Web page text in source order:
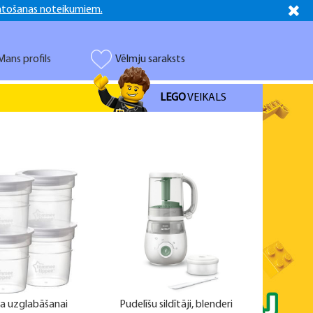
noteikumiem.
Vēlmju saraksts
profils
LEGOVEIKALS
uzglabāšanai
Pudelīšu sildītāji, blenderi